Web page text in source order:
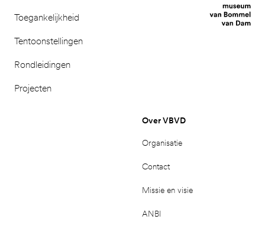
Toegankelijkheid
Tentoonstellingen
Rondleidingen
Projecten
Over VBVD
Organisatie
Contact
Missie en visie
ANBI